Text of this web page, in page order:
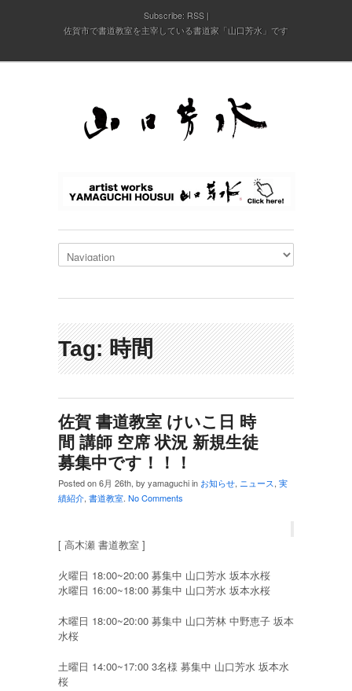
Subscribe: RSS
佐賀市で書道教室を主宰している書道家「山口芳水」です
Tag: 時間
佐賀 書道教室 けいこ日 時
間 講師 空席 状況 新規生徒
募集中です！！！
Posted on 6月 26th, by yamaguchi in お知らせ, ニュース, 実
績紹介, 書道教室. No Comments
[ 高木瀬 書道教室 ]
火曜日 18:00~20:00 募集中 山口芳水 坂本水桜
水曜日 16:00~18:00 募集中 山口芳水 坂本水桜
木曜日 18:00~20:00 募集中 山口芳林 中野恵子 坂本
水桜
土曜日 14:00~17:00 3名様 募集中 山口芳水 坂本水
桜